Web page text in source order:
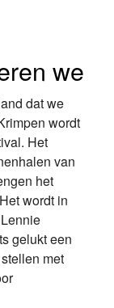
we
dat we
wordt
Het
van
het
wordt in
gelukt een
met